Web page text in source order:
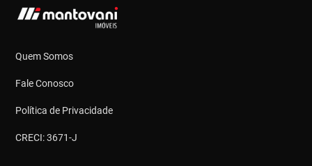
Quem Somos
Fale Conosco
Política de Privacidade
CRECI: 3671-J